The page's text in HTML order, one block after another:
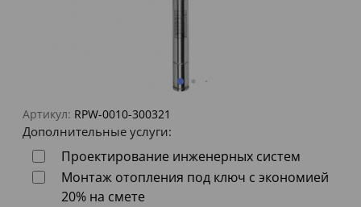
Артикул: RPW-0010-300321
Дополнительные услуги:
Проектирование инженерных систем
Монтаж отопления под ключ с экономией
20% на смете